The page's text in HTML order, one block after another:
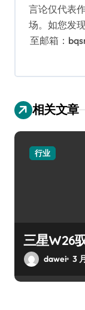
言论仅代表
场。如您发
至邮箱：
相关文章
行业
三星W26
dawei 3